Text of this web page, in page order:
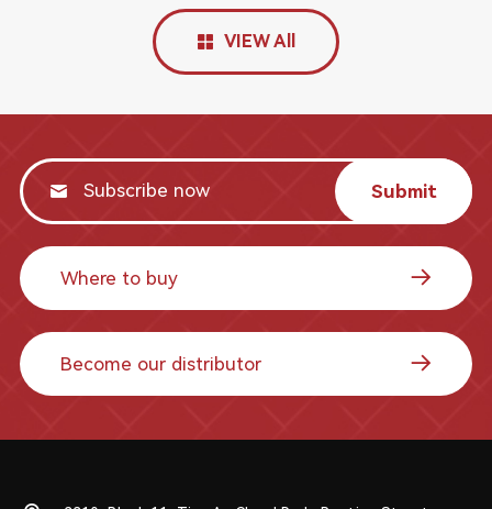
VIEW All
Submit
Where to buy
Become our distributor